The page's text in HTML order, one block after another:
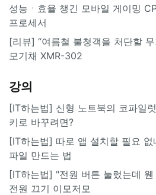
성능ㆍ효율 챙긴 모바일 게이밍
프로세서
[리뷰] “여름철 불청객을 처단할
모기채 XMR-302
강의
[IT하는법] 신형 노트북의 코파일
키로 바꾸려면?
[IT하는법] 따로 앱 설치할 필요
파일 만드는 법
[IT하는법] "전원 버튼 눌렀는데 웬
전원 끄기 이모저모